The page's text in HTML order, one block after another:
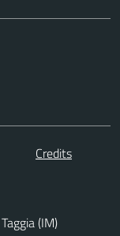
Credits
(IM)